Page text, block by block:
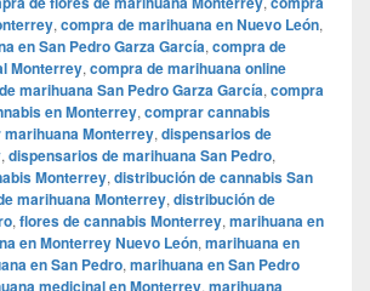
, compra de marihuana en Nuevo León,
en San Pedro Garza García, compra de
Monterrey, compra de marihuana online
marihuana San Pedro Garza García, compra
en Monterrey, comprar cannabis
Monterrey, dispensarios de
, dispensarios de marihuana San Pedro,
Monterrey, distribución de cannabis San
marihuana Monterrey, distribución de
, flores de cannabis Monterrey, marihuana en
en Monterrey Nuevo León, marihuana en
en San Pedro, marihuana en San Pedro
medicinal en Monterrey, marihuana